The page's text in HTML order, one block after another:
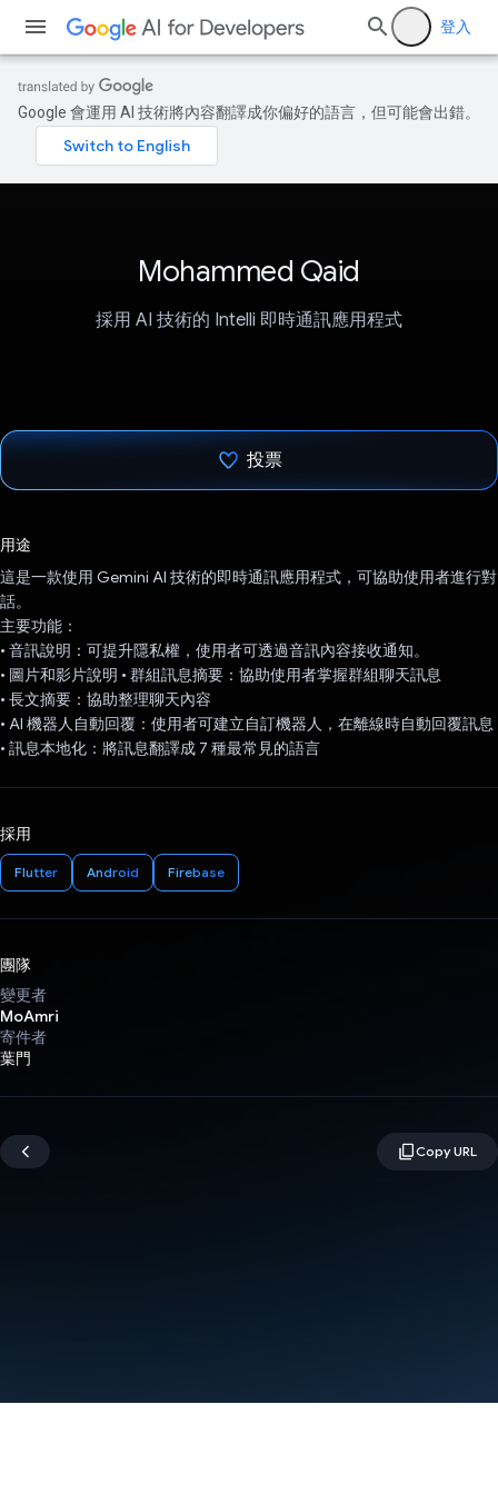
登入
Google 會運用 AI 技術將內容翻譯成你偏好的語言，但可能會出錯。
Mohammed Qaid
採用 AI 技術的 Intelli 即時通訊應用程式
投票
用途
這是一款使用 Gemini AI 技術的即時通訊應用程式，可協助使用者進行對
話。
主要功能：
• 音訊說明：可提升隱私權，使用者可透過音訊內容接收通知。
• 圖片和影片說明 • 群組訊息摘要：協助使用者掌握群組聊天訊息
• 長文摘要：協助整理聊天內容
• AI 機器人自動回覆：使用者可建立自訂機器人，在離線時自動回覆訊息
• 訊息本地化：將訊息翻譯成 7 種最常見的語言
採用
Flutter Android Firebase
團隊
變更者
MoAmri
寄件者
葉門